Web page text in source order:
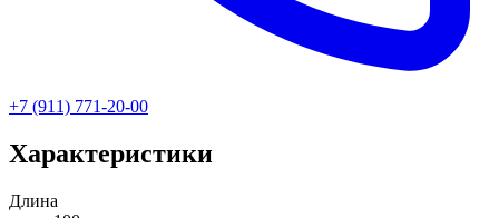
+7 (911) 771-20-00
Характеристики
Длина